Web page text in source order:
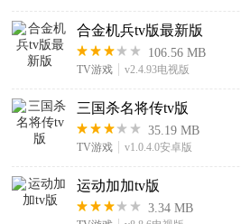
合金机兵tv版最新版
106.56 MB
TV游戏 v2.4.93电视版
三国杀名将传tv版
35.19 MB
TV游戏 v1.0.4.0安卓版
运动加加tv版
3.34 MB